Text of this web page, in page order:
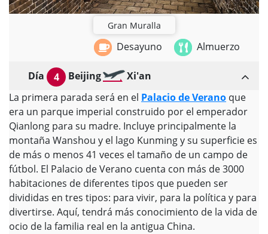
Gran Muralla
Desayuno Almuerzo
Día 4 Beijing
Xi'an
La primera parada será en el Palacio de Verano que
era un parque imperial construido por el emperador
Qianlong para su madre. Incluye principalmente la
montaña Wanshou y el lago Kunming y su superficie es
de más o menos 41 veces el tamaño de un campo de
fútbol. El Palacio de Verano cuenta con más de 3000
habitaciones de diferentes tipos que pueden ser
divididas en tres tipos: para vivir, para la política y para
divertirse. Aquí, tendrá más conocimiento de la vida de
ocio de la familia real en la antigua China.